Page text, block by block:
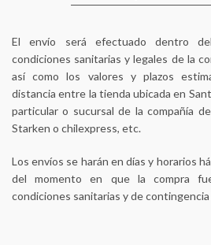
El envío será efectuado dentro
condiciones sanitarias y legales de la
así como los valores y plazos
distancia entre la tienda ubicada en
particular o sucursal de la compañía
Starken o chilexpress, etc.
Los envíos se harán en días y horarios
del momento en que la compra
condiciones sanitarias y de
instagram
facebook